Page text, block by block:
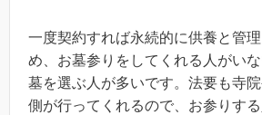
一度契約すれば永続的に供養と管
め、お墓参りをしてくれる人がい
墓を選ぶ人が多いです。法要も寺
側が行ってくれるので、お参りす